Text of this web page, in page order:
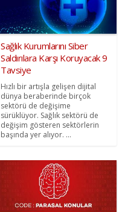
Sağlık Kurumlarını Siber
Saldırılara Karşı Koruyacak 9
Tavsiye
Hızlı bir artışla gelişen dijital
dünya beraberinde birçok
sektörü de değişime
sürüklüyor. Sağlık sektörü de
değişim gösteren sektörlerin
başında yer alıyor. ...